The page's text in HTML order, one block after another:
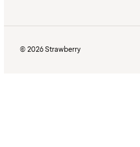
© 2026 Strawberry